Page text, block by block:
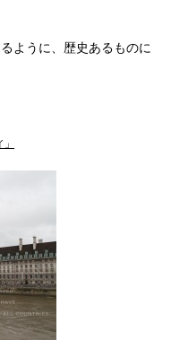
ように、歴史あるものに